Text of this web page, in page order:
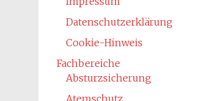
Datenschutzerklärung
Cookie-Hinweis
Fachbereiche
Absturzsicherung
Atemschutz